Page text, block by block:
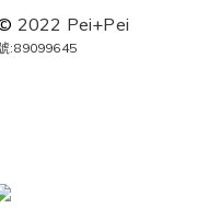
2022 Pei+Pei
:89099645